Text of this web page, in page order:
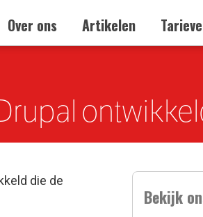
Over ons Artikelen
die de
Bekijk